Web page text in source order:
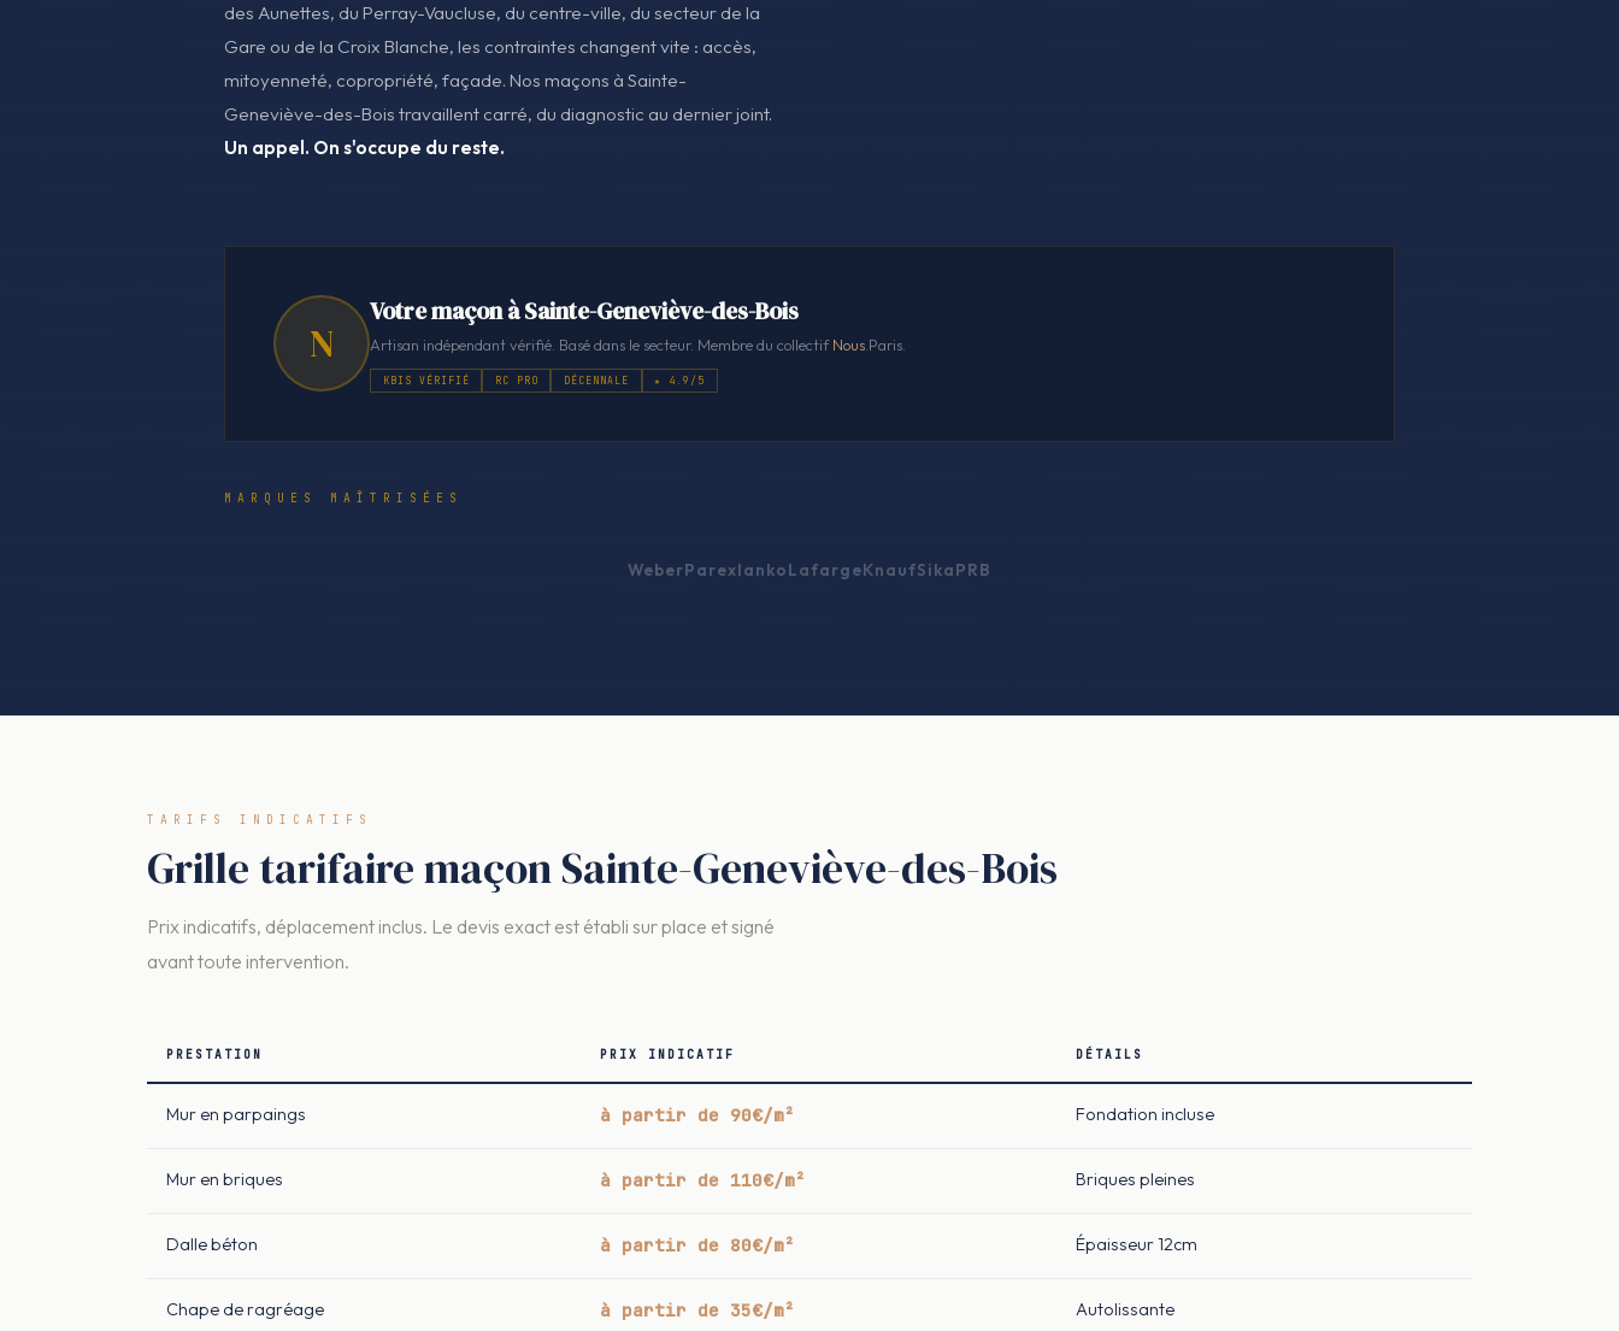
des Aunettes, du Perray-Vaucluse, du centre-ville, du secteur de la
Gare ou de la Croix Blanche, les contraintes changent vite : accès,
mitoyenneté, copropriété, façade. Nos maçons à Sainte-
Geneviève-des-Bois travaillent carré, du diagnostic au dernier joint.
Un appel. On s'occupe du reste.
N
Votre maçon à Sainte-Geneviève-des-Bois
Artisan indépendant vérifié. Basé dans le secteur. Membre du collectifNous .Paris.
KBIS VÉRIFIÉ RC PRO DÉCENNALE ★ 4.9/5
MARQUES MAÎTRISÉES
WeberParexlankoLafargeKnaufSikaPRB
TARIFS INDICATIFS
Grille tarifaire maçon Sainte-Geneviève-des-Bois
Prix indicatifs, déplacement inclus. Le devis exact est établi sur place et signé
avant toute intervention.
PRESTATION PRIX INDICATIF DÉTAILS
Mur en parpaings à partir de 90€/m² Fondation incluse
Mur en briques à partir de 110€/m² Briques pleines
Dalle béton à partir de 80€/m² Épaisseur 12cm
Chape de ragréage à partir de 35€/m² Autolissante